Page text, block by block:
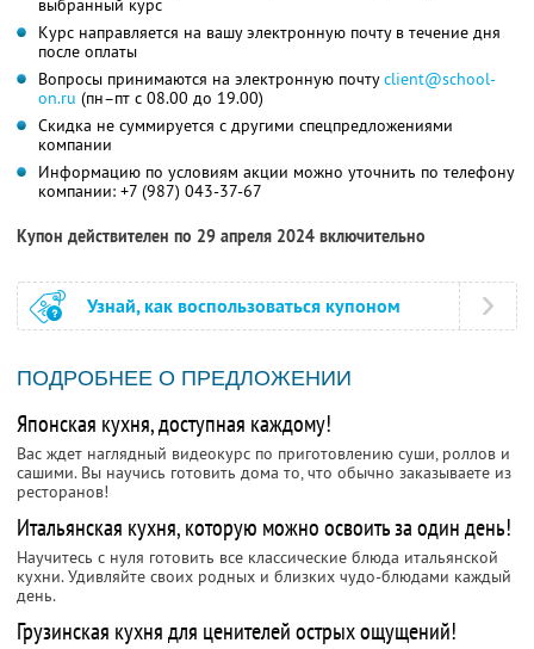
выбранный курс
Курс направляется на вашу электронную почту в течение дня
после оплаты
Вопросы принимаются на электронную почтуclient@school-
on.ru (пн–пт с 08.00 до 19.00)
Скидка не суммируется с другими спецпредложениями
компании
Информацию по условиям акции можно уточнить по телефону
компании: +7 (987) 043-37-67
Купон действителен по 29 апреля 2024 включительно
Узнай, как воспользоваться купоном
ПОДРОБНЕЕ О ПРЕДЛОЖЕНИИ
Японская кухня, доступная каждому!
Вас ждет наглядный видеокурс по приготовлению суши, роллов и
сашими. Вы научись готовить дома то, что обычно заказываете из
ресторанов!
Итальянская кухня, которую можно освоить за один день!
Научитесь с нуля готовить все классические блюда итальянской
кухни. Удивляйте своих родных и близких чудо-блюдами каждый
день.
Грузинская кухня для ценителей острых ощущений!